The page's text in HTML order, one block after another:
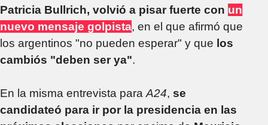
Patricia Bullrich, volvió a pisar fuerte con un
nuevo mensaje golpista, en el que afirmó que
los argentinos "no pueden esperar" y que los
cambiós "deben ser ya".
En la misma entrevista para A24, se
candidateó para ir por la presidencia en las